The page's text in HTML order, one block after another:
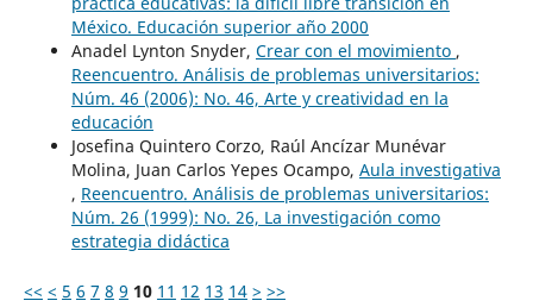
México. Educación superior año 2000
Anadel Lynton Snyder, Crear con el movimiento ,
Reencuentro. Análisis de problemas universitarios:
Núm. 46 (2006): No. 46, Arte y creatividad en la
educación
Josefina Quintero Corzo, Raúl Ancízar Munévar
Molina, Juan Carlos Yepes Ocampo, Aula investigativa
, Reencuentro. Análisis de problemas universitarios:
Núm. 26 (1999): No. 26, La investigación como
estrategia didáctica
<< < 5 6 7 8 9 10 11 12 13 14 > >>